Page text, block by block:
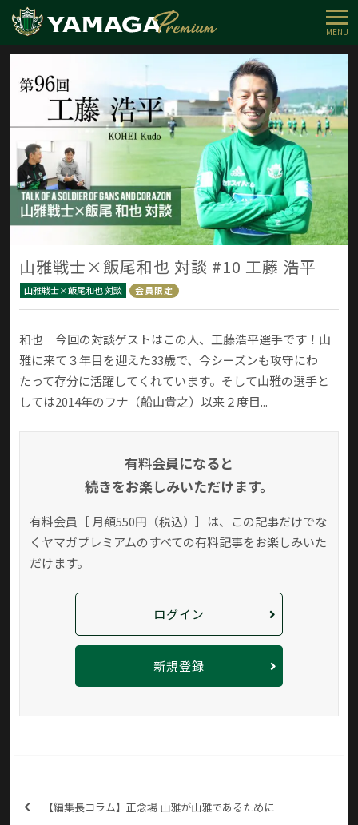
MENU
山雅戦士×飯尾和也 対談 #10 工藤 浩平
山雅戦士×飯尾和也 対談 会員限定
和也 今回の対談ゲストはこの人、工藤浩平選手です！山
雅に来て３年目を迎えた33歳で、今シーズンも攻守にわ
たって存分に活躍してくれています。そして山雅の選手と
しては2014年のフナ（船山貴之）以来２度目...
有料会員になると
続きをお楽しみいただけます。
有料会員［ 月額550円（税込）］は、この記事だけでな
く ヤマガプレミアムのすべての有料記事をお楽しみいた
だけます。
ログイン
新規登録
【編集長コラム】正念場 山雅が山雅であるために